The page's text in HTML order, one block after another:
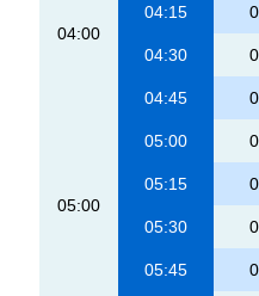
04:00
04:15
04:30
04:45
05:00
05:00
05:15
05:30
05:45